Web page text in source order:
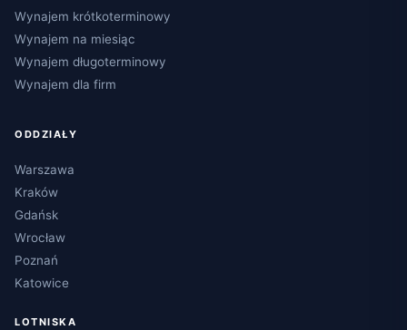
Wynajem krótkoterminowy
Wynajem na miesiąc
Wynajem długoterminowy
Wynajem dla firm
ODDZIAŁY
Warszawa
Kraków
Gdańsk
Wrocław
Poznań
Katowice
LOTNISKA